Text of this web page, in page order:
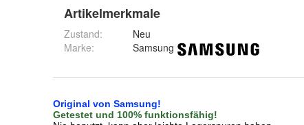
Artikelmerkmale
Zustand:
Neu
Marke:
Samsung